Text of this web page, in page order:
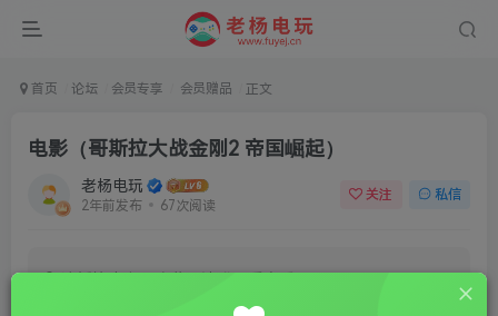
首页 论坛 会员专享 会员赠品 正文
电影（哥斯拉大战金刚2 帝国崛起）
老杨电玩
2年前发布 67次阅读
关注 私信